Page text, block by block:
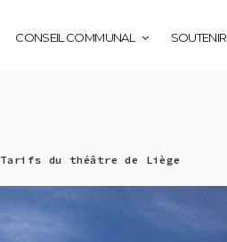
CONSEIL COMMUNAL SOUTENIR
Tarifs du théâtre de Liège